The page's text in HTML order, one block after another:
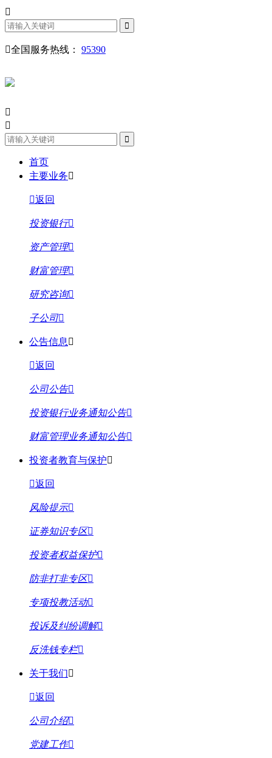
全国服务热线： 95390
首页
主要业务
返回
投资银行
资产管理
财富管理
研究咨询
子公司
公告信息
返回
公司公告
投资银行业务通知公告
财富管理业务通知公告
投资者教育与保护
返回
风险提示
证券知识专区
投资者权益保护
防非打非专区
专项投教活动
投诉及纠纷调解
反洗钱专栏
关于我们
返回
公司介绍
党建工作